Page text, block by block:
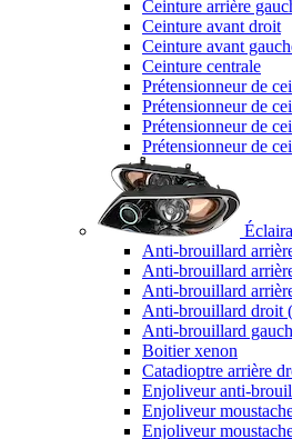
Ceinture arrière
Ceinture avant droit
Ceinture avant
Ceinture centrale
Prétensionneur de
Prétensionneur de
Prétensionneur de
Prétensionneur de
Anti-brouillard
Anti-brouillard
Anti-brouillard
Anti-brouillard droit
Anti-brouillard
Boitier xenon
Catadioptre arrière
Enjoliveur anti-
Enjoliveur
Enjoliveur